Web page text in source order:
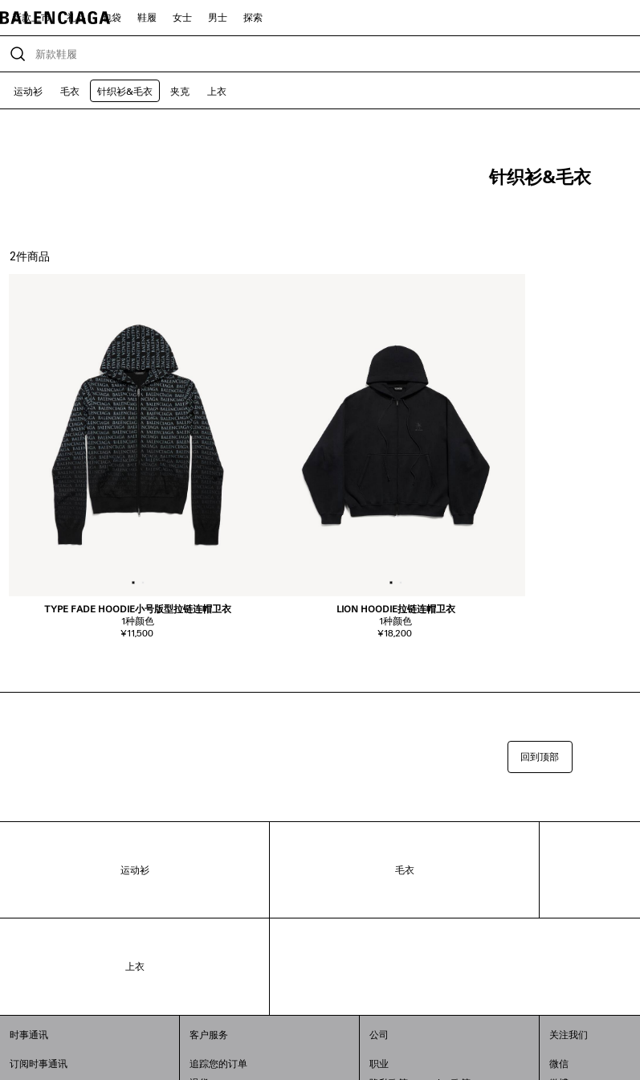
新款上市 礼品 包袋 鞋履 女士 男士 探索
运动衫 毛衣 针织衫&毛衣 夹克 上衣
针织衫&毛衣
2件商品
TYPE FADE HOODIE小号版型拉链连帽卫衣
1种颜色
¥11,500
LION HOODIE拉链连帽卫衣
1种颜色
¥18,200
回到顶部
运动衫 毛衣
上衣
时事通讯
订阅时事通讯
客户服务
追踪您的订单
公司
职业
关注我们
微信